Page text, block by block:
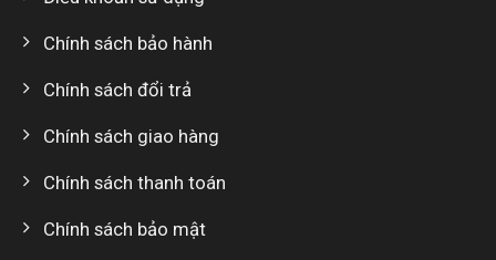
Chính sách bảo hành
Chính sách đổi trả
Chính sách giao hàng
Chính sách thanh toán
Chính sách bảo mật